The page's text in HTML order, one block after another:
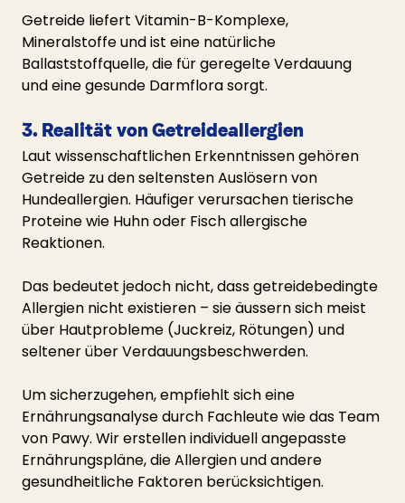
Getreide liefert Vitamin-B-Komplexe,
Mineralstoffe und ist eine natürliche
Ballaststoffquelle, die für geregelte Verdauung
und eine gesunde Darmflora sorgt.
3. Realität von Getreideallergien
Laut wissenschaftlichen Erkenntnissen gehören
Getreide zu den seltensten Auslösern von
Hundeallergien. Häufiger verursachen tierische
Proteine wie Huhn oder Fisch allergische
Reaktionen.
Das bedeutet jedoch nicht, dass getreidebedingte
Allergien nicht existieren – sie äussern sich meist
über Hautprobleme (Juckreiz, Rötungen) und
seltener über Verdauungsbeschwerden.
Um sicherzugehen, empfiehlt sich eine
Ernährungsanalyse durch Fachleute wie das Team
von Pawy. Wir erstellen individuell angepasste
Ernährungspläne, die Allergien und andere
gesundheitliche Faktoren berücksichtigen.